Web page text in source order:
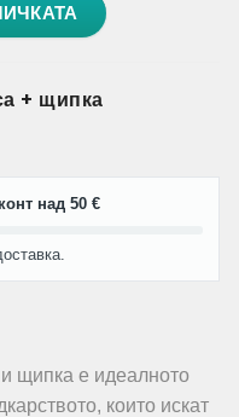
+ щипка
над 50 €
щипка е идеалното
които искат